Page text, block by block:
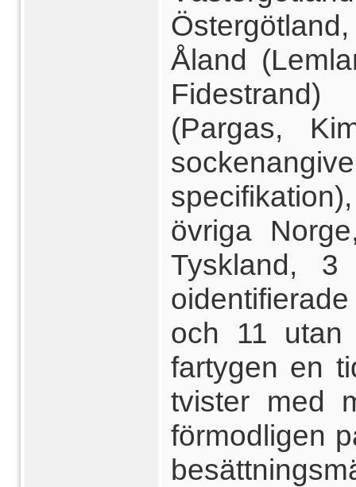
Åland
(Pargas,
övriga
Tyskland,
och 11 utan
fartygen en
tvister med
förmodligen